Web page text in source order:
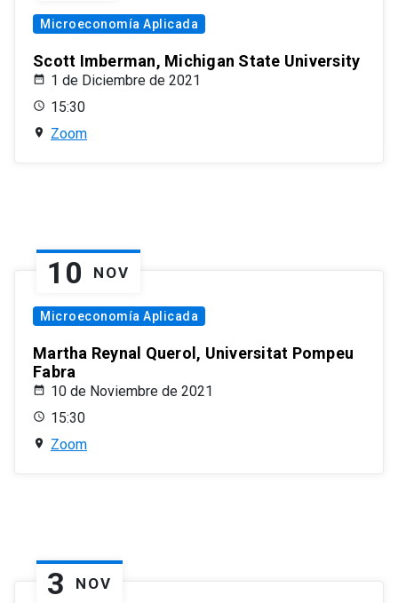
Microeconomía Aplicada
Scott Imberman, Michigan State University
1 de Diciembre de 2021
15:30
Zoom
10 NOV
Microeconomía Aplicada
Martha Reynal Querol, Universitat Pompeu
Fabra
10 de Noviembre de 2021
15:30
Zoom
3 NOV